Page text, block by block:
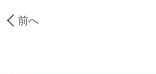
前へ